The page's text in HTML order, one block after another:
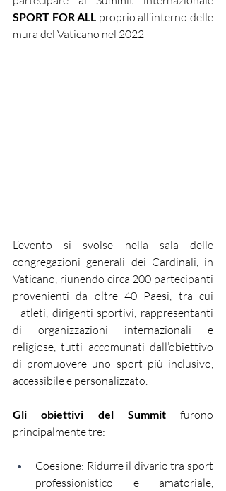
SPORT FOR ALL proprio all’interno delle
mura del Vaticano nel 2022
L’evento si svolse nella sala delle
congregazioni generali dei Cardinali, in
Vaticano, riunendo circa 200 partecipanti
provenienti da oltre 40 Paesi, tra cui
atleti, dirigenti sportivi, rappresentanti
di organizzazioni internazionali e
religiose, tutti accomunati dall’obiettivo
di promuovere uno sport più inclusivo,
accessibile e personalizzato.
Gli obiettivi del Summit furono
principalmente tre:
Coesione: Ridurre il divario tra sport
professionistico e amatoriale,